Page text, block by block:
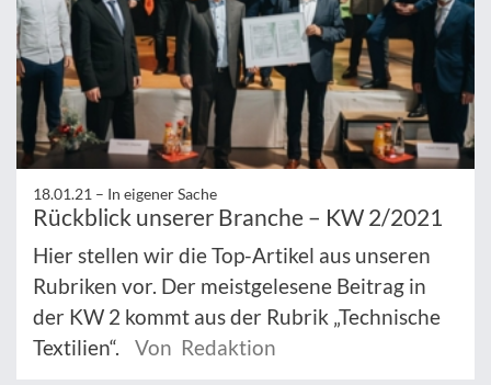
18.01.21 – In eigener Sache
Rückblick unserer Branche – KW 2/2021
Hier stellen wir die Top-Artikel aus unseren
Rubriken vor. Der meistgelesene Beitrag in
der KW 2 kommt aus der Rubrik „Technische
Textilien“.
Von Redaktion